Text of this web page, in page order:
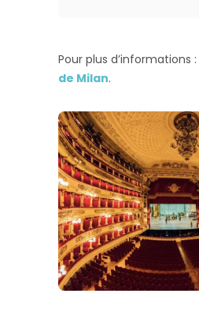
Pour plus d’informations :
de Milan.